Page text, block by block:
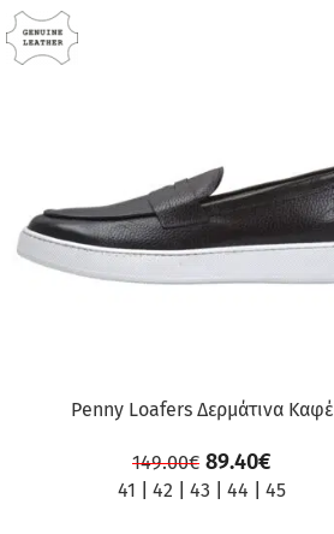
Penny Loafers Δερμάτινα Καφέ
149.00€ 89.40€
41 42 43 44 45